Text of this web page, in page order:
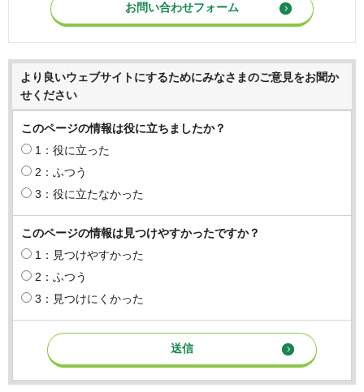
より良いウェブサイトにするためにみなさまのご意見をお聞か
せください
このページの情報は役に立ちましたか？
1：役に立った
2：ふつう
3：役に立たなかった
このページの情報は見つけやすかったですか？
1：見つけやすかった
2：ふつう
3：見つけにくかった